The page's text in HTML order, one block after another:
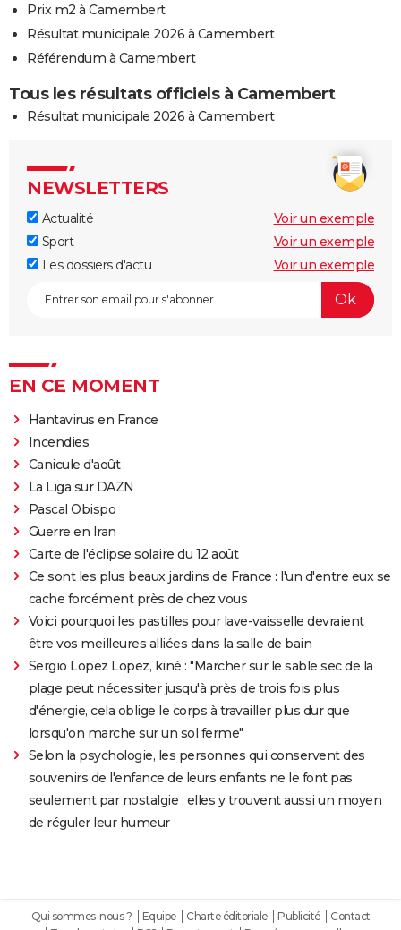
Prix m2 à Camembert
Résultat municipale 2026 à Camembert
Référendum à Camembert
Tous les résultats officiels à Camembert
Résultat municipale 2026 à Camembert
NEWSLETTERS
Actualité
Voir un exemple
Sport
Voir un exemple
Les dossiers d'actu
Voir un exemple
EN CE MOMENT
Hantavirus en France
Incendies
Canicule d'août
La Liga sur DAZN
Pascal Obispo
Guerre en Iran
Carte de l'éclipse solaire du 12 août
Ce sont les plus beaux jardins de France : l'un d'entre eux se
cache forcément près de chez vous
Voici pourquoi les pastilles pour lave-vaisselle devraient
être vos meilleures alliées dans la salle de bain
Sergio Lopez Lopez, kiné : "Marcher sur le sable sec de la
plage peut nécessiter jusqu'à près de trois fois plus
d'énergie, cela oblige le corps à travailler plus dur que
lorsqu'on marche sur un sol ferme"
Selon la psychologie, les personnes qui conservent des
souvenirs de l'enfance de leurs enfants ne le font pas
seulement par nostalgie : elles y trouvent aussi un moyen
de réguler leur humeur
Qui sommes-nous ? Equipe Charte éditoriale Publicité
Contact